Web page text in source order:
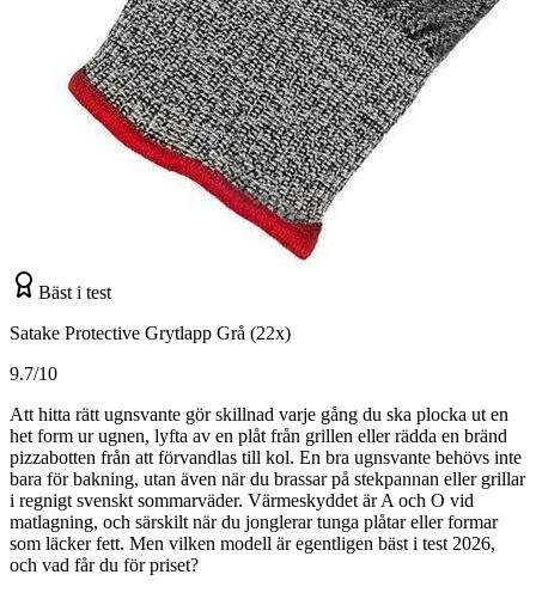
Bäst i test
Satake Protective Grytlapp Grå (22x)
9.7/10
Att hitta rätt ugnsvante gör skillnad varje gång du ska plocka ut en
het form ur ugnen, lyfta av en plåt från grillen eller rädda en bränd
pizzabotten från att förvandlas till kol. En bra ugnsvante behövs inte
bara för bakning, utan även när du brassar på stekpannan eller grillar
i regnigt svenskt sommarväder. Värmeskyddet är A och O vid
matlagning, och särskilt när du jonglerar tunga plåtar eller formar
som läcker fett. Men vilken modell är egentligen bäst i test 2026,
och vad får du för priset?